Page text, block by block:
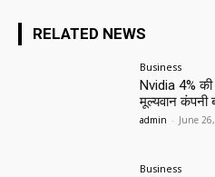
RELATED NEWS
Business
Nvidia 4%
मूल्यवान कंपनी
admin - June
Business